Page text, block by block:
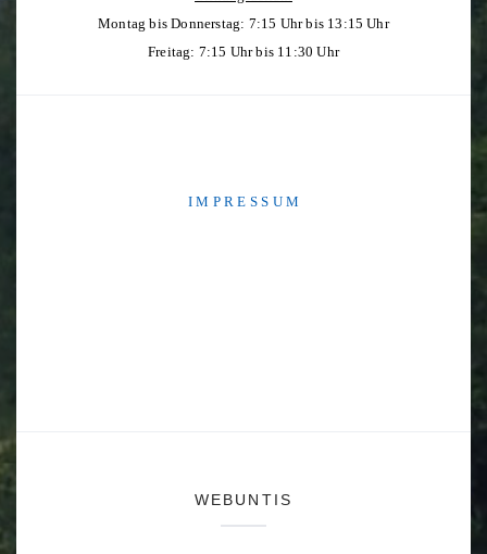
Montag bis Donnerstag: 7:15 Uhr bis 13:15 Uhr
Freitag: 7:15 Uhr bis 11:30 Uhr
I M P R E S S U M
WEBUNTIS